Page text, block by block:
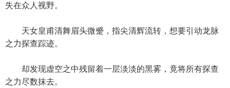
失在众人视野。
天女皇甫清舞眉头微蹙，指尖清辉流转，想要引动龙脉
之力探查踪迹。
却发现虚空之中残留着一层淡淡的黑雾，竟将所有探查
之力尽数抹去。